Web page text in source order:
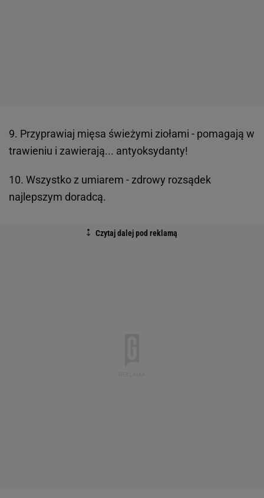
9. Przyprawiaj mięsa świeżymi ziołami - pomagają w
trawieniu i zawierają... antyoksydanty!
10. Wszystko z umiarem - zdrowy rozsądek
najlepszym doradcą.